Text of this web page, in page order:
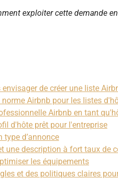
exploiter cette demande
de créer une liste
Airbnb pour les listes
Airbnb en tant
d'hôte prêt pour l'entreprise
type d’annonce
une description à fort taux de
les équipements
et des politiques claires